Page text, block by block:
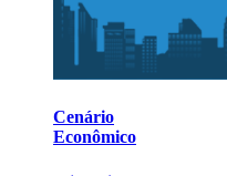
Cenário
Econômico